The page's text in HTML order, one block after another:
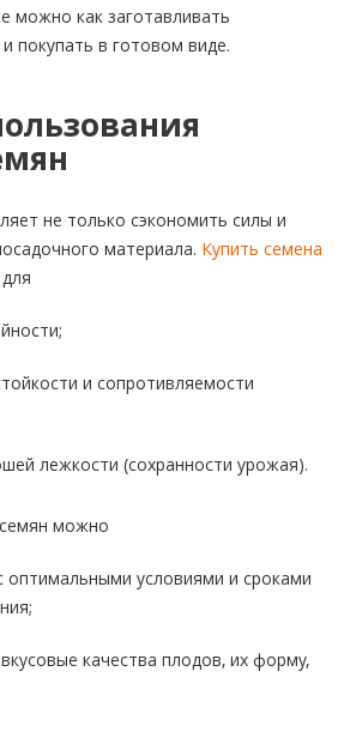
можно как заготавливать
покупать в готовом виде.
не только сэкономить силы и
материала. Купить семена
и сопротивляемости
лежкости (сохранности урожая).
можно
оптимальными условиями и сроками
качества плодов, их форму,